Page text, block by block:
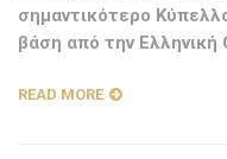
σημαντικότερο
βάση από την
READ MORE